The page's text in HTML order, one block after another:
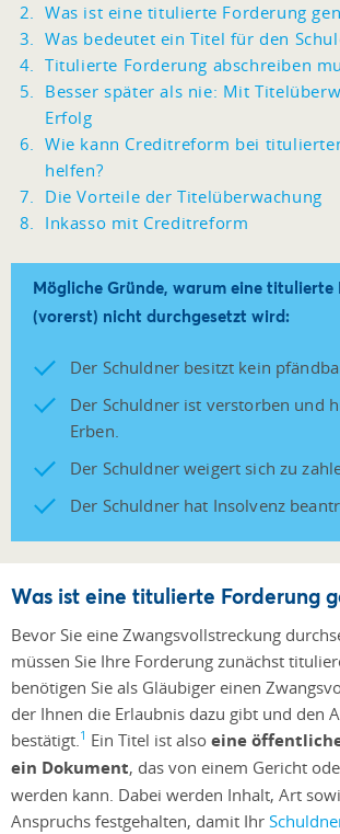
Was ist eine titulierte Forderung
Was bedeutet ein Titel für den
Titulierte Forderung abschreiben
Besser später als nie: Mit
Erfolg
Wie kann Creditreform bei
helfen?
Die Vorteile der Titelüberwachung
Inkasso mit Creditreform
Mögliche Gründe, warum eine titulierte
(vorerst) nicht durchgesetzt wird:
Der Schuldner besitzt kein
Der Schuldner ist verstorben und
Erben.
Der Schuldner weigert sich zu
Der Schuldner hat Insolvenz
Was ist eine titulierte Forderung
Bevor Sie eine Zwangsvollstreckung
müssen Sie Ihre Forderung zunächst
benötigen Sie als Gläubiger einen
der Ihnen die Erlaubnis dazu gibt und den
bestätigt. 1 Ein Titel ist also eine
ein Dokument, das von einem Gericht
werden kann. Dabei werden Inhalt, Art
Anspruchs festgehalten, damit Ihr